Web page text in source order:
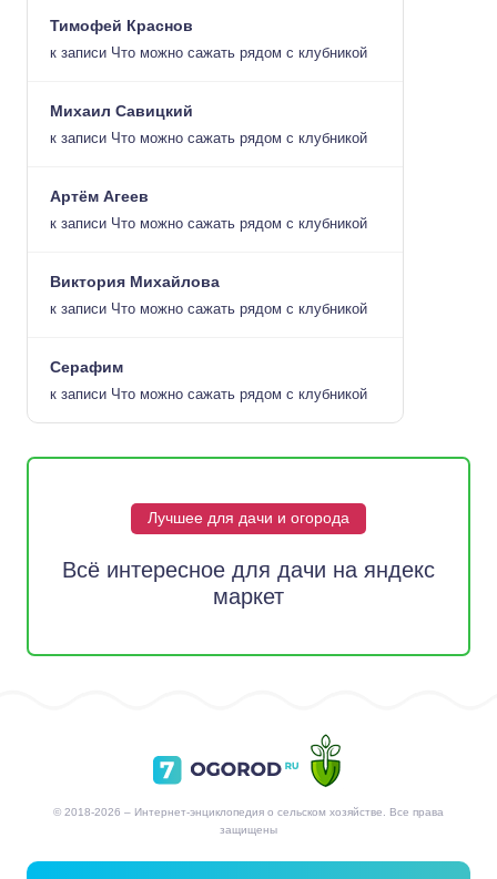
Тимофей Краснов
к записи Что можно сажать рядом с клубникой
Михаил Савицкий
к записи Что можно сажать рядом с клубникой
Артём Агеев
к записи Что можно сажать рядом с клубникой
Виктория Михайлова
к записи Что можно сажать рядом с клубникой
Серафим
к записи Что можно сажать рядом с клубникой
Лучшее для дачи и огорода
Всё интересное для дачи на яндекс
маркет
© 2018-2026 – Интернет-энциклопедия о сельском хозяйстве. Все права
защищены